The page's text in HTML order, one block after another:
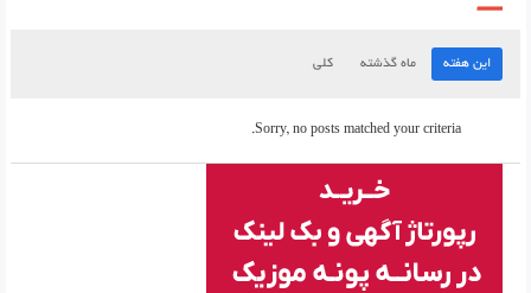
این هفته ماه گذشته کلی
Sorry, no posts matched your criteria.